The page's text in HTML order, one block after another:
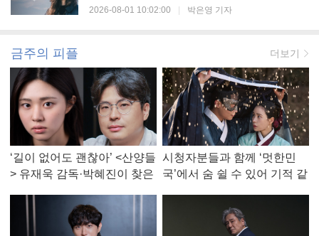
2026-08-01 10:02:00 | 박은영 기자
금주의 피플 더보기
‘길이 없어도 괜찮아’ <산양들
> 유재욱 감독·박혜진이 찾은
시청자분들과 함께 ‘멋한민
국’에서 숨 쉴 수 있어 기적 같